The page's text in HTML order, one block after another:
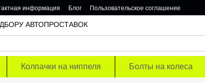
информация Блог
Пользовательское соглашение
АВТОПРОСТАВОК
Колпачки на ниппеля Болты на колеса